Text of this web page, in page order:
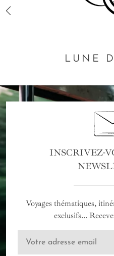
LUNE
INSCRIVEZ-
Voyages thématiques,
exclusifs...